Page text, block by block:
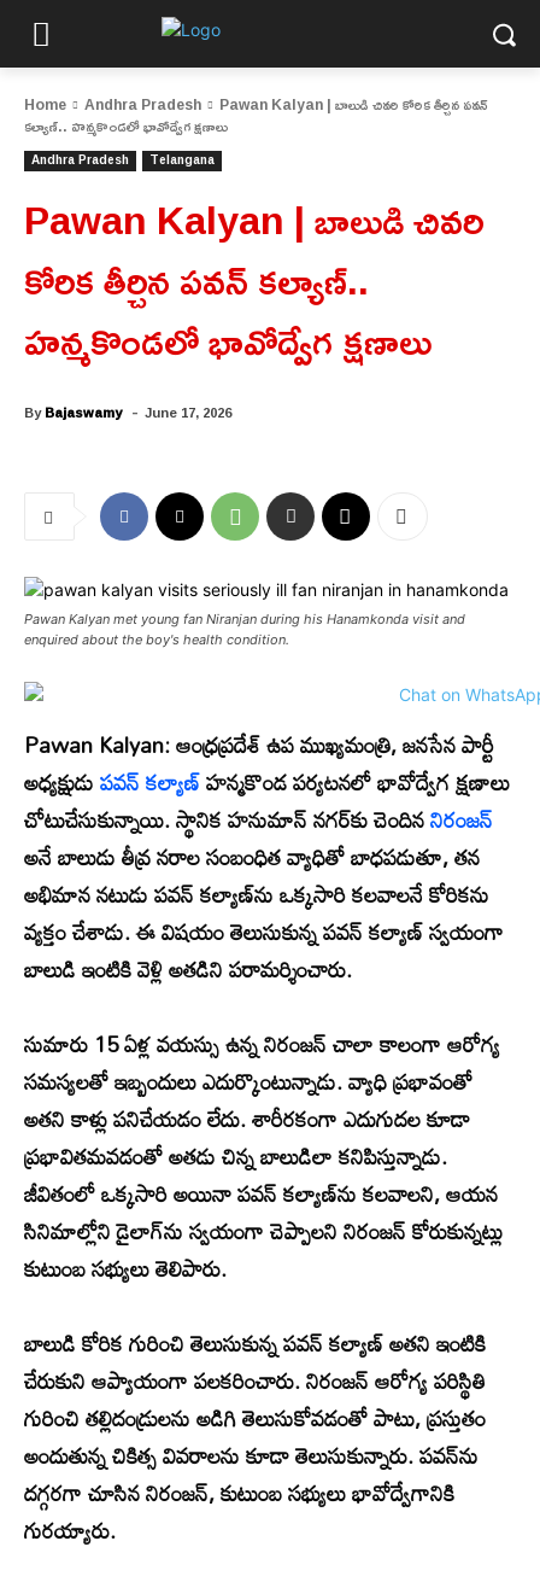
Home Andhra Pradesh Pawan Kalyan | బాలుడి చివరి కోరిక తీర్చిన పవన్
కల్యాణ్.. హన్మకొండలో భావోద్వేగ క్షణాలు
Andhra Pradesh Telangana
Pawan Kalyan | బాలుడి చివరి
కోరిక తీర్చిన పవన్ కల్యాణ్..
హన్మకొండలో భావోద్వేగ క్షణాలు
ByBajaswamy - June 17, 2026
Pawan Kalyan met young fan Niranjan during his Hanamkonda visit and
enquired about the boy's health condition.
Pawan Kalyan:ఆంధ్రప్రదేశ్ ఉప ముఖ్యమంత్రి, జనసేన పార్టీ
అధ్యక్షుడుపవన్ కల్యాణ్హన్మకొండ పర్యటనలో భావోద్వేగ క్షణాలు
చోటుచేసుకున్నాయి. స్థానిక హనుమాన్ నగర్‌కు చెందిననిరంజన్
అనే బాలుడు తీవ్ర నరాల సంబంధిత వ్యాధితో బాధపడుతూ, తన
అభిమాన నటుడు పవన్ కల్యాణ్‌ను ఒక్కసారి కలవాలనే కోరికను
వ్యక్తం చేశాడు. ఈ విషయం తెలుసుకున్న పవన్ కల్యాణ్ స్వయంగా
బాలుడి ఇంటికి వెళ్లి అతడిని పరామర్శించారు.
సుమారు 15 ఏళ్ల వయస్సు ఉన్న నిరంజన్ చాలా కాలంగా ఆరోగ్య
సమస్యలతో ఇబ్బందులు ఎదుర్కొంటున్నాడు. వ్యాధి ప్రభావంతో
అతని కాళ్లు పనిచేయడం లేదు. శారీరకంగా ఎదుగుదల కూడా
ప్రభావితమవడంతో అతడు చిన్న బాలుడిలా కనిపిస్తున్నాడు.
జీవితంలో ఒక్కసారి అయినా పవన్ కల్యాణ్‌ను కలవాలని, ఆయన
సినిమాల్లోని డైలాగ్‌ను స్వయంగా చెప్పాలని నిరంజన్ కోరుకున్నట్లు
కుటుంబ సభ్యులు తెలిపారు.
బాలుడి కోరిక గురించి తెలుసుకున్న పవన్ కల్యాణ్ అతని ఇంటికి
చేరుకుని ఆప్యాయంగా పలకరించారు. నిరంజన్ ఆరోగ్య పరిస్థితి
గురించి తల్లిదండ్రులను అడిగి తెలుసుకోవడంతో పాటు, ప్రస్తుతం
అందుతున్న చికిత్స వివరాలను కూడా తెలుసుకున్నారు. పవన్‌ను
దగ్గరగా చూసిన నిరంజన్, కుటుంబ సభ్యులు భావోద్వేగానికి
గురయ్యారు.